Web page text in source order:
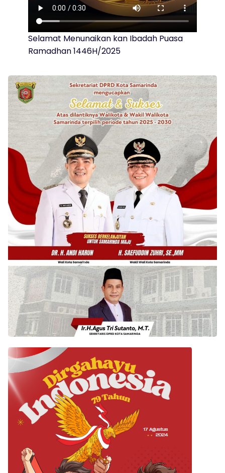
Selamat Menunaikan kan Ibadah Puasa
Ramadhan 1446H/2025